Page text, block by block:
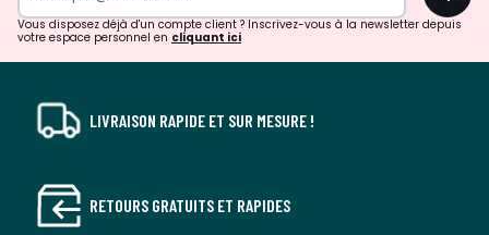
Vous disposez déjà d'un compte client ? Inscrivez-vous à la newsletter depuis
votre espace personnel en cliquant ici
LIVRAISON RAPIDE ET SUR MESURE !
RETOURS GRATUITS ET RAPIDES